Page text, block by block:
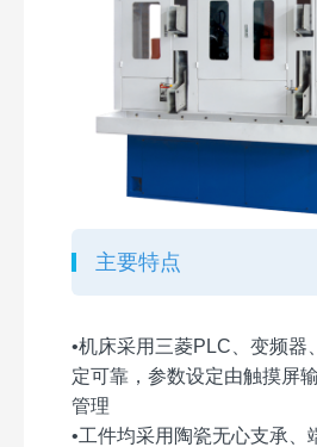
主要特点
•机床采用三菱PLC、变频器
定可靠，参数设定由触摸屏
管理
•工件均采用陶瓷无心支承、